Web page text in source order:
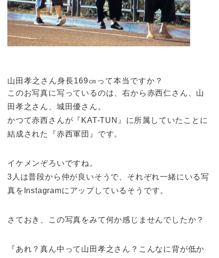
山田孝之さん身長169㎝って本当ですか？
このお写真に写っているのは、右から赤西仁さん、山
田孝之さん、城田優さん。
かつて赤西さんが『KAT-TUN』に所属していたことに
結成された『赤西軍団』です。
イケメンぞろいですね。
3人は普段から仲が良いそうで、それぞれ一緒にいる写
真をInstagramにアップしているそうです。
さておき、この写真をみて何か感じませんでしたか？
『あれ？真ん中って山田孝之さん？こんなに背が低か